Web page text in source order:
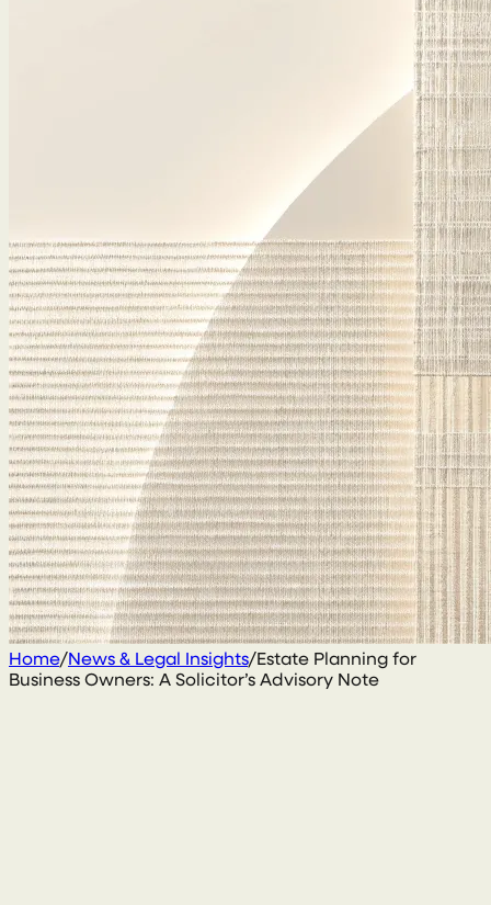
Home/News & Legal Insights/Estate Planning for
Business Owners: A Solicitor’s Advisory Note